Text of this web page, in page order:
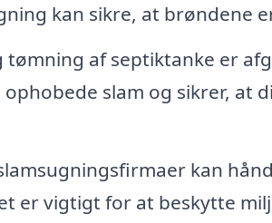
kan sikre, at brøndene
tømning af septiktanke er
slam og sikrer, at
kan
er vigtigt for at beskytte